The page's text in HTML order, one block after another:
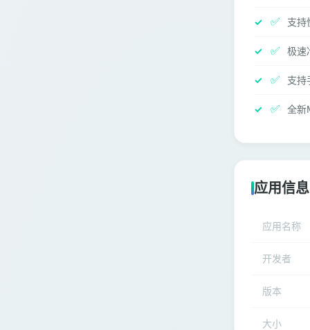
✅ 支持
✅ 极速
✅ 支持
✅ 全新
应用信息
应用名称
开发者
版本
大小